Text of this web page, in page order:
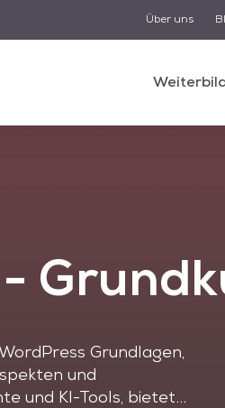
Über uns
Suche
Grundlagen,
und
und KI-Tools, bietet